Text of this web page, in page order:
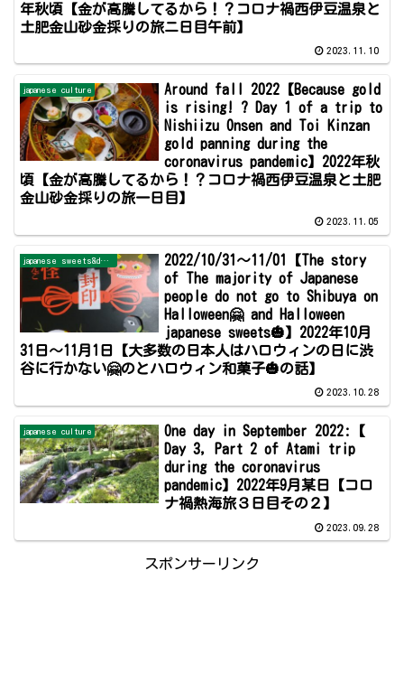
年秋頃【金が高騰してるから！？コロナ禍西伊豆温泉と
土肥金山砂金採りの旅ニ日目午前】
2023.11.10
japanese culture
Around fall 2022【Because gold
is rising! ? Day 1 of a trip to
Nishiizu Onsen and Toi Kinzan
gold panning during the
coronavirus pandemic】2022年秋
頃【金が高騰してるから！？コロナ禍西伊豆温泉と土肥
金山砂金採りの旅一日目】
2023.11.05
japanese sweets&dessert
2022/10/31～11/01【The story
of The majority of Japanese
people do not go to Shibuya on
Halloween🤗 and Halloween
japanese sweets🎃】2022年10月
31日～11月1日【大多数の日本人はハロウィンの日に渋
谷に行かない🤗のとハロウィン和菓子🎃の話】
2023.10.28
japanese culture
One day in September 2022:【
Day 3, Part 2 of Atami trip
during the coronavirus
pandemic】2022年9月某日【コロ
ナ禍熱海旅３日目その２】
2023.09.28
スポンサーリンク